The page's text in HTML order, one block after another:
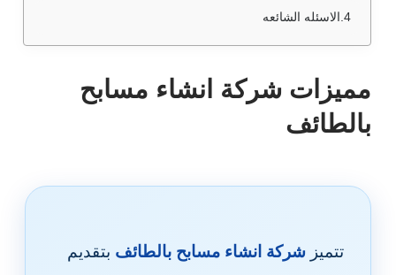
الاسئله الشائعه
مميزات شركة انشاء مسابح
بالطائف
تتميز شركة انشاء مسابح بالطائف بتقديم